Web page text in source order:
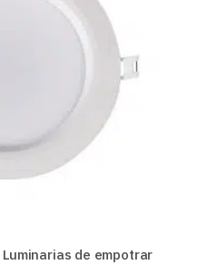
Luminarias de empotrar